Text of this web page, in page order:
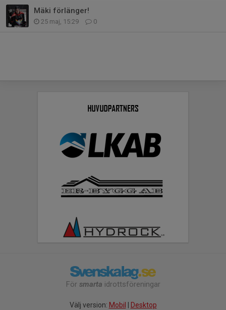
Mäki förlänger!
25 maj, 15:29 0
För smarta idrottsföreningar
Välj version: Mobil | Desktop